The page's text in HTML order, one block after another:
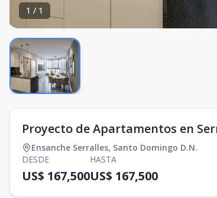
1 / 1
Proyecto de Apartamentos en
Ensanche Serralles, Santo Domingo D.N.
DESDE
US$ 167,500
HASTA
US$ 167,500